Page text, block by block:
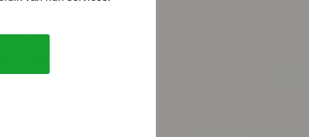
(en regels) zijn
Het is typerend
We laten
starten